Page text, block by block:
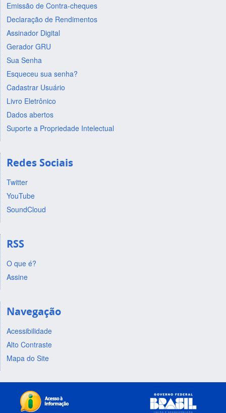
Emissão de Contra-cheques
Declaração de Rendimentos
Assinador Digital
Gerador GRU
Sua Senha
Esqueceu sua senha?
Cadastrar Usuário
Livro Eletrônico
Dados abertos
Suporte a Propriedade Intelectual
Redes Sociais
Twitter
YouTube
SoundCloud
RSS
O que é?
Assine
Navegação
Acessibilidade
Alto Contraste
Mapa do Site